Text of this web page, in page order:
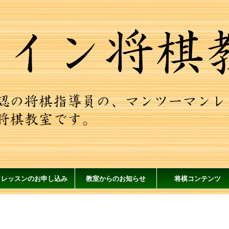
レッスンのお申し込み 教室からのお知らせ 将棋コンテンツ